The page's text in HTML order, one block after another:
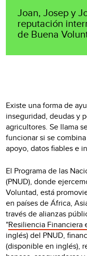
Joan, Josep y
reputación
de Buena
Existe una forma de
inseguridad, deudas y
agricultores. Se llama
funcionar si se
apoyo, datos fiables e
El Programa de las
(PNUD), donde
Voluntad, está
en países de África,
través de alianzas
"Resiliencia Financiera
inglés) del PNUD,
(disponible en inglés),